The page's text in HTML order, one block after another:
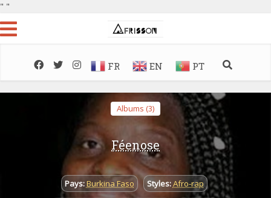
" "
FR EN PT
Albums (3)
Féenose
Pays:Burkina Faso Styles:Afro-rap